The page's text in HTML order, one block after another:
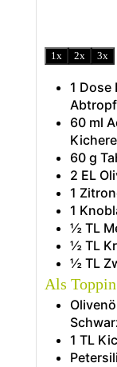
1x 2x 3x
1 Dose
60 ml
60 g
2 EL
1
1
½ TL
½ TL
½ TL
Als
1 TL